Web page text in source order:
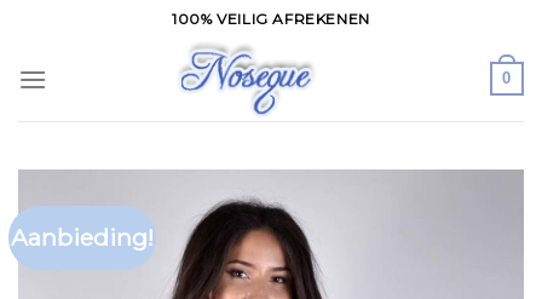
content
100% VEILIG AFREKENEN
0
Aanbieding!